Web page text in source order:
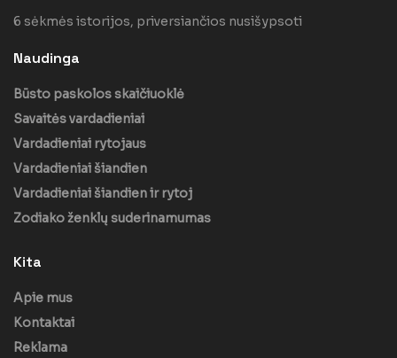
6 sėkmės istorijos, priversiančios nusišypsoti
Naudinga
Būsto paskolos skaičiuoklė
Savaitės vardadieniai
Vardadieniai rytojaus
Vardadieniai šiandien
Vardadieniai šiandien ir rytoj
Zodiako ženklų suderinamumas
Kita
Apie mus
Kontaktai
Reklama